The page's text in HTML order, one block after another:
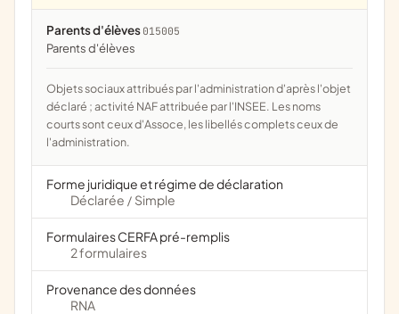
Parents d'élèves 015005
parents d'élèves
Objets sociaux attribués par l'administration d'après l'objet
déclaré ; activité NAF attribuée par l'INSEE. Les noms
courts sont ceux d'Assoce, les libellés complets ceux de
l'administration.
Forme juridique et régime de déclaration
Déclarée / Simple
Formulaires CERFA pré-remplis
2 formulaires
Provenance des données
RNA